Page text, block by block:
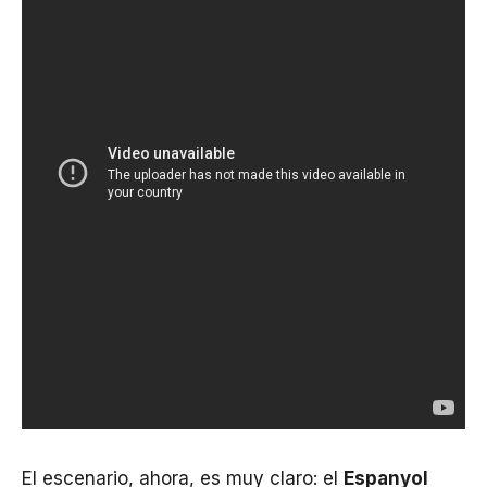
El escenario, ahora, es muy claro: el Espanyol